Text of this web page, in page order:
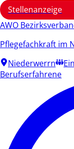
Stellenanzeige
AWO
Pflegefachkraft im
Niederwerrn
Berufserfahrene